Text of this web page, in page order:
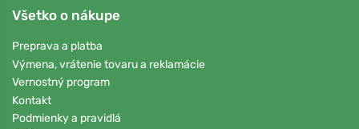
Všetko o nákupe
Preprava a platba
Výmena, vrátenie tovaru a reklamácie
Vernostný program
Kontakt
Podmienky a pravidlá